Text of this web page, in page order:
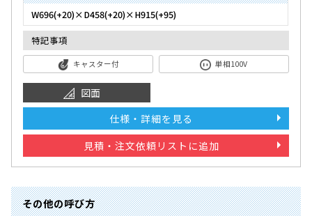
W696(+20)×D458(+20)×H915(+95)
特記事項
キャスター付 単相100V
図面
仕様・詳細を見る
見積・注文依頼リストに追加
その他の呼び方